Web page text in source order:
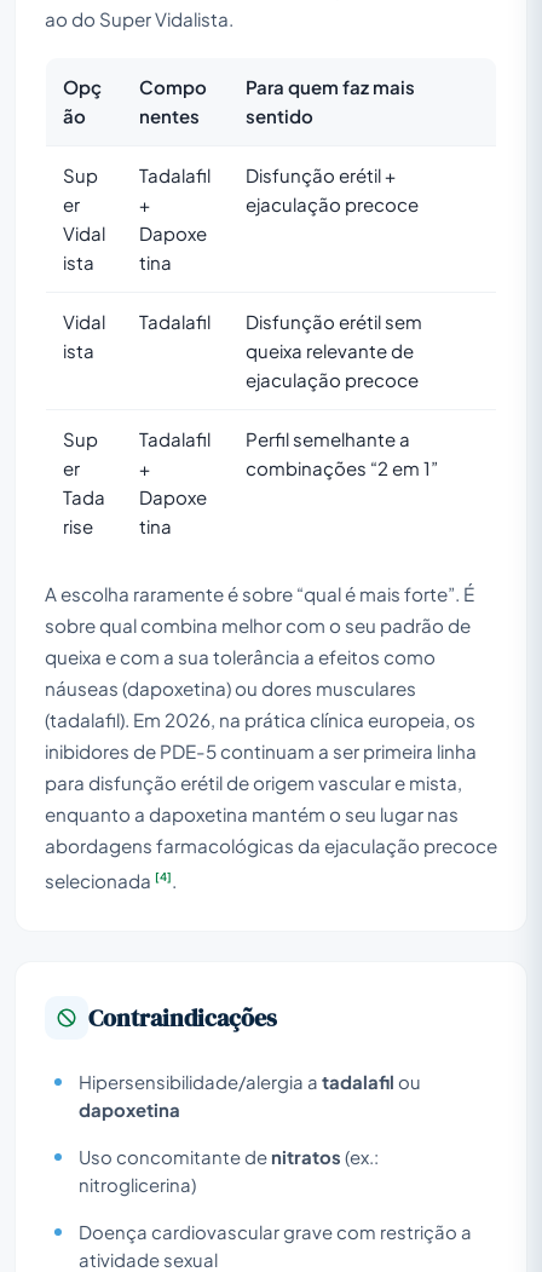
ao do Super Vidalista.
Opç
ão
Compo
nentes
Para quem faz mais
sentido
Sup
er
Vidal
ista
Tadalafil
+
Dapoxe
tina
Disfunção erétil +
ejaculação precoce
Vidal
ista
Tadalafil
Disfunção erétil sem
queixa relevante de
ejaculação precoce
Sup
er
Tada
rise
Tadalafil
+
Dapoxe
tina
Perfil semelhante a
combinações “2 em 1”
A escolha raramente é sobre “qual é mais forte”. É
sobre qual combina melhor com o seu padrão de
queixa e com a sua tolerância a efeitos como
náuseas (dapoxetina) ou dores musculares
(tadalafil). Em 2026, na prática clínica europeia, os
inibidores de PDE-5 continuam a ser primeira linha
para disfunção erétil de origem vascular e mista,
enquanto a dapoxetina mantém o seu lugar nas
abordagens farmacológicas da ejaculação precoce
selecionada [4]
Contraindicações
Hipersensibilidade/alergia a tadalafil ou
dapoxetina
Uso concomitante de nitratos (ex.:
nitroglicerina)
Doença cardiovascular grave com restrição a
atividade sexual